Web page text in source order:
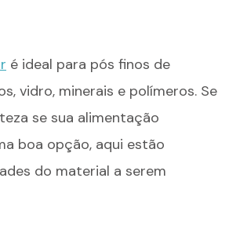
é ideal para pós finos de
vidro, minerais e polímeros. Se
se sua alimentação
boa opção, aqui estão
do material a serem